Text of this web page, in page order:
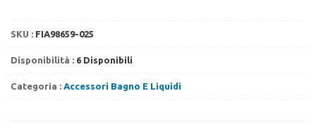
SKU : FIA98659-025
Disponibilità : 6 Disponibili
Categoria : Accessori Bagno E Liquidi